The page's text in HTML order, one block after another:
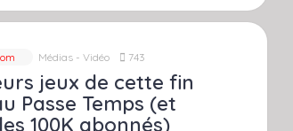
Médias - Vidéo 743
jeux de cette fin
Passe Temps (et
100K abonnés)